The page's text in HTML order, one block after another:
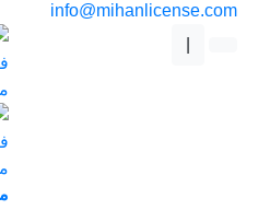
info@mihanlicense.com